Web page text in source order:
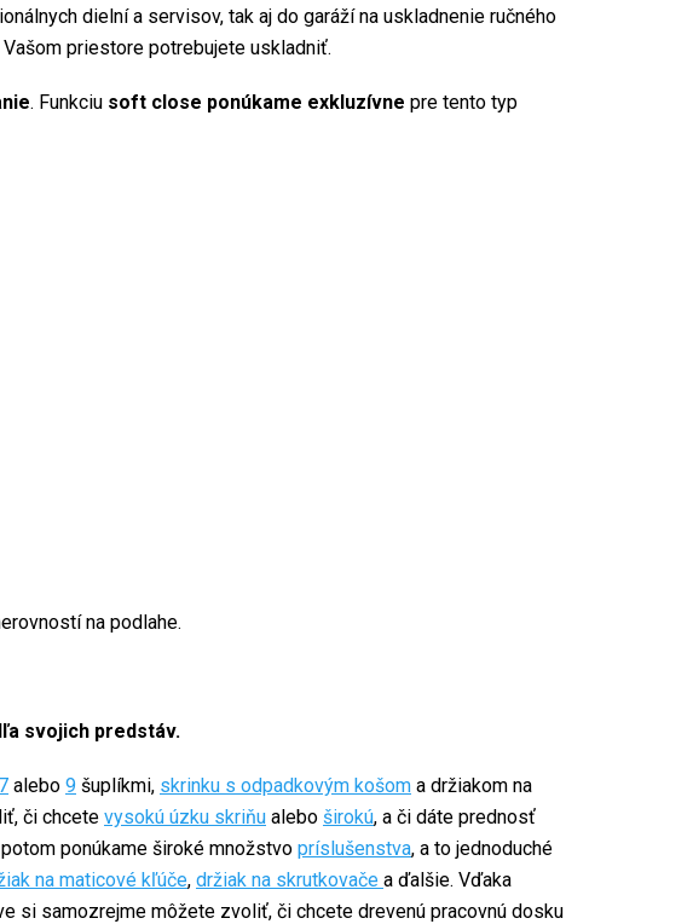
dielní a servisov, tak aj do garáží na uskladnenie ručného
priestore potrebujete uskladniť.
. Funkciu soft close ponúkame exkluzívne pre tento typ
na podlahe.
svojich predstáv.
7 alebo 9 šuplíkmi, skrinku s odpadkovým košom a držiakom na
či chcete vysokú úzku skriňu alebo širokú, a či dáte prednosť
potom ponúkame široké množstvo príslušenstva, a to jednoduché
na maticové kľúče, držiak na skrutkovače a ďalšie. Vďaka
si samozrejme môžete zvoliť, či chcete drevenú pracovnú dosku